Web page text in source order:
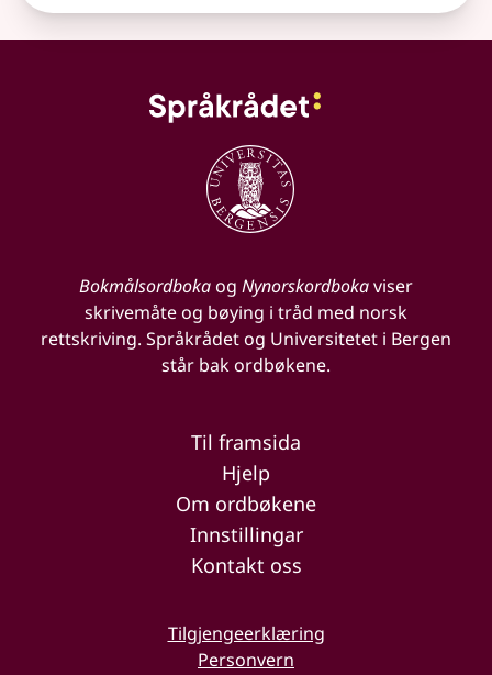
Bokmålsordbokaog Nynorskordbokaviser
skrivemåte og bøying i tråd med norsk
rettskriving. Språkrådet og Universitetet i Bergen
står bak ordbøkene.
Til framsida
Hjelp
Om ordbøkene
Innstillingar
Kontakt oss
Tilgjengeerklæring
Personvern